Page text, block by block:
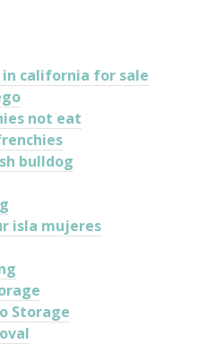
california for sale
not eat
bulldog
isla mujeres
Storage